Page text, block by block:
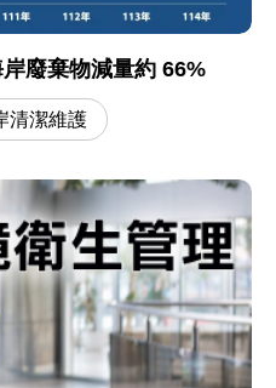
廢棄物減量約 66%
清潔維護